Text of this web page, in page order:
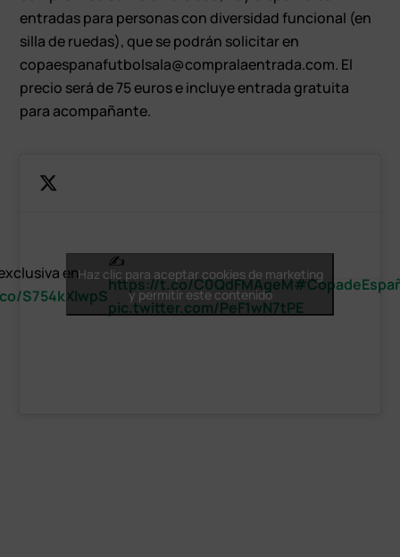
entradas para personas con diversidad funcional (en
silla de ruedas), que se podrán solicitar en
copaespanafutbolsala@compralaentrada.com. El
precio será de 75 euros e incluye entrada gratuita
para acompañante.
en
S754kXlwpS
✍️
https://t.co/C0QdFMAgeM
pic.twitter.com/PeF1wN7tPE
Haz clic para aceptar cookies de marketing
y permitir este contenido